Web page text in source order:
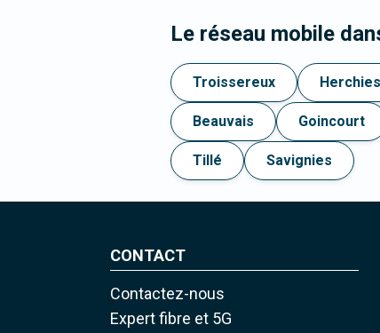
Le réseau mobile
Troissereux Herchies
Beauvais Goincourt
Tillé Savignies
CONTACT
Contactez-nous
Expert fibre et 5G